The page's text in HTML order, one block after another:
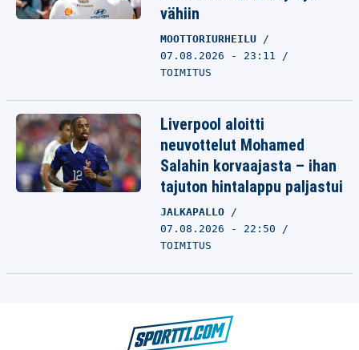
vähiin
MOOTTORIURHEILU
07.08.2026 - 23:11
TOIMITUS
Liverpool aloitti
neuvottelut Mohamed
Salahin korvaajasta – ihan
tajuton hintalappu paljastui
JALKAPALLO
07.08.2026 - 22:50
TOIMITUS